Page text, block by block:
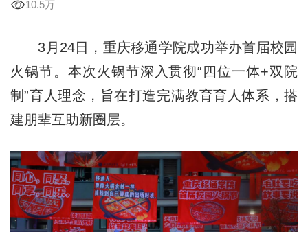
10.5万
3月24日，重庆移通学院成功举办首届校园
火锅节。本次火锅节深入贯彻“四位一体+双院
制”育人理念，旨在打造完满教育育人体系，搭
建朋辈互助新圈层。